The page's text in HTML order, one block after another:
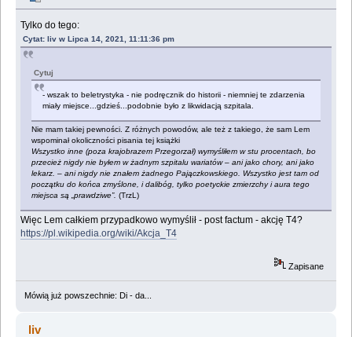
Tylko do tego:
Cytat: liv w Lipca 14, 2021, 11:11:36 pm
Cytuj
- wszak to beletrystyka - nie podręcznik do historii - niemniej te zdarzenia
miały miejsce...gdzieś...podobnie było z likwidacją szpitala.
Nie mam takiej pewności. Z różnych powodów, ale też z takiego, że sam Lem
wspominał okoliczności pisania tej książki
Wszystko inne (poza krajobrazem Przegorzał) wymyśliłem w stu procentach, bo
przecież nigdy nie byłem w żadnym szpitalu wariatów – ani jako chory, ani jako
lekarz. – ani nigdy nie znałem żadnego Pajączkowskiego. Wszystko jest tam od
początku do końca zmyślone, i dalibóg, tylko poetyckie zmierzchy i aura tego
miejsca są „prawdziwe”. (TrzL)
Więc Lem całkiem przypadkowo wymyślił - post factum - akcję T4?
https://pl.wikipedia.org/wiki/Akcja_T4
Zapisane
Mówią już powszechnie: Di - da...
liv